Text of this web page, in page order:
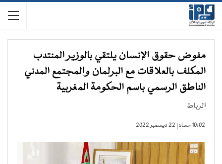
مفوض حقوق الإنسان يلتقي بالوزير المنتدب
المكلف بالعلاقات مع البرلمان والمجتمع المدني
الناطق الرسمي باسم الحكومة المغربية
الرباط
10:02 مساءً | 22 ديسمبر 2022